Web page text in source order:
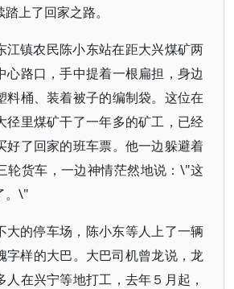
上了回家之路。
江镇农民陈小东站在距大兴煤矿两
心路口，手中提着一根扁担，身边
料桶、装着被子的编制袋。这位在
径里煤矿干了一年多的矿工，已经
好了回家的班车票。他一边躲避着
轮货车，一边神情茫然地说：\"这
。\"
大的停车场，陈小东等人上了一辆
样的大巴。大巴司机曾龙说，龙
人在兴宁等地打工，去年５月起，